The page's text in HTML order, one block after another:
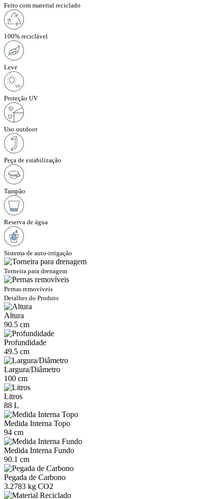
Feito com material reciclado
100% reciclável
Leve
Proteção UV
Uso outdoor
Peça de estabilização
Tampão
Reserva de água
Sistema de auto-irrigação
Torneira para drenagem
Pernas removíveis
Detalhes do Produto
Altura
90.5 cm
Profundidade
49.5 cm
Largura/Diâmetro
100 cm
Litros
88 L
Medida Interna Topo
94 cm
Medida Interna Fundo
90.1 cm
Pegada de Carbono
3.2783 kg CO2